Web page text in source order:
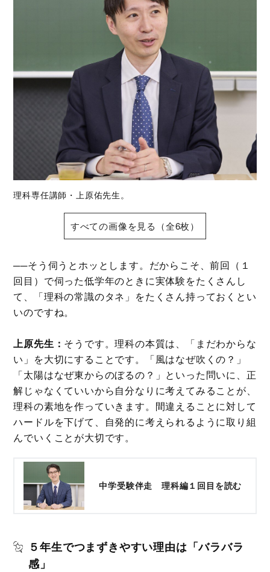
理科専任講師・上原佑先生。
すべての画像を見る（全6枚）
──そう伺うとホッとします。だからこそ、前回（１
回目）で伺った低学年のときに実体験をたくさんし
て、「理科の常識のタネ」をたくさん持っておくとい
いのですね。
上原先生： そうです。理科の本質は、「まだわからな
い」を大切にすることです。「風はなぜ吹くの？」
「太陽はなぜ東からのぼるの？」といった問いに、正
解じゃなくていいから自分なりに考えてみることが、
理科の素地を作っていきます。間違えることに対して
ハードルを下げて、自発的に考えられるように取り組
んでいくことが大切です。
中学受験伴走 理科編１回目を読む
５年生でつまずきやすい理由は「バラバラ
感」